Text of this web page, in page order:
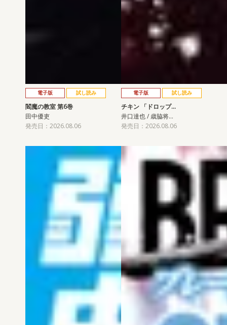
電子版 試し読み
閻魔の教室 第6巻
田中優吏
発売日：2026.08.06
電子版 試し読み
チキン 「ドロップ…
井口達也 / 歳脇将…
発売日：2026.08.06